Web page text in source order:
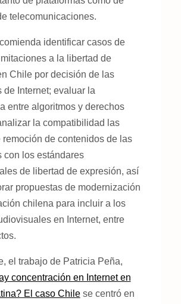
telecomunicaciones.
identificar casos de
a la libertad de
Chile por decisión de las
de Internet; evaluar la
entre algoritmos y derechos
la compatibilidad las
remoción de contenidos de las
con los estándares
de libertad de expresión, así
propuestas de modernización
chilena para incluir a los
en Internet, entre
el trabajo de Patricia Peña,
concentración en Internet en
El caso Chilese centró en